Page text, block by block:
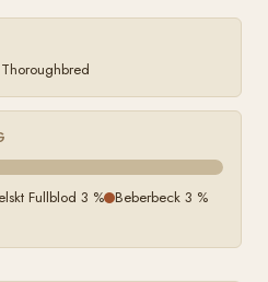
Fullblod 3 % Beberbeck 3 %